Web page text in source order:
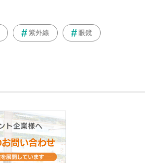
紫外線 眼鏡